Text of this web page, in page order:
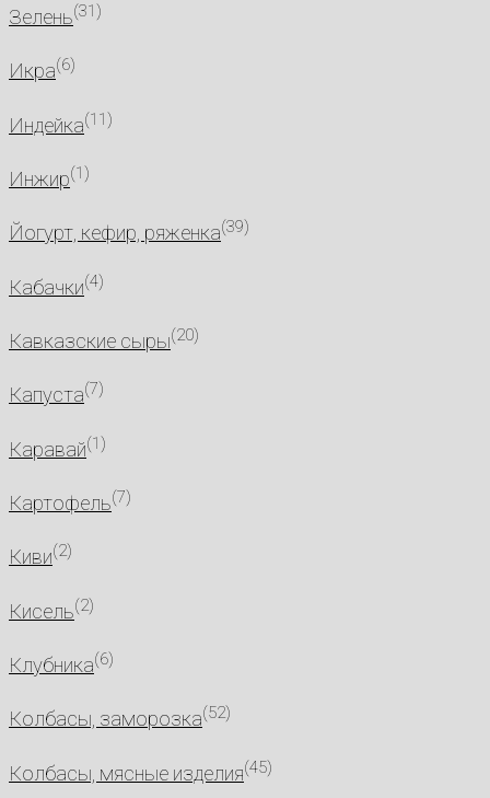
Зелень(31)
Икра(6)
Индейка(11)
Инжир(1)
Йогурт, кефир, ряженка(39)
Кабачки(4)
Кавказские сыры(20)
Капуста(7)
Каравай(1)
Картофель(7)
Киви(2)
Кисель(2)
Клубника(6)
Колбасы, заморозка(52)
Колбасы, мясные изделия(45)